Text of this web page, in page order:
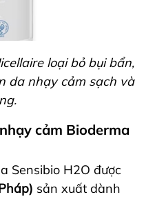
loại bỏ bụi bẩn,
da nhạy cảm sạch và
cảm Bioderma
Sensibio H2O được
sản xuất dành